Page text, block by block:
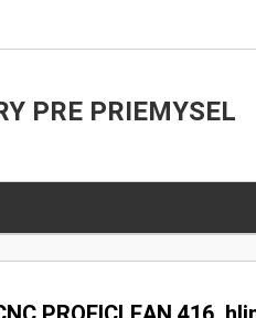
PRE PRIEMYSEL